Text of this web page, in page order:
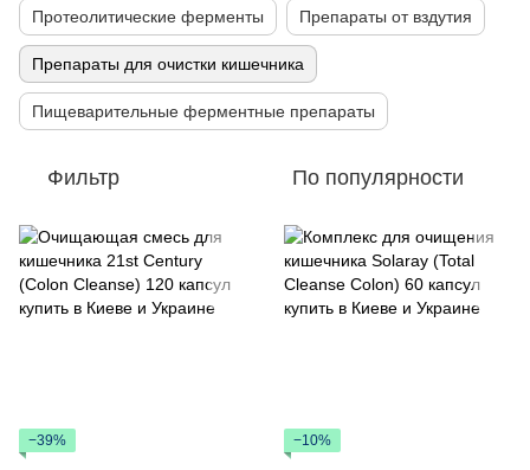
Протеолитические ферменты Препараты от вздутия
Препараты для очистки кишечника
Пищеварительные ферментные препараты
Фильтр По популярности
−39% −10%